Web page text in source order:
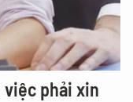
việc phải xin